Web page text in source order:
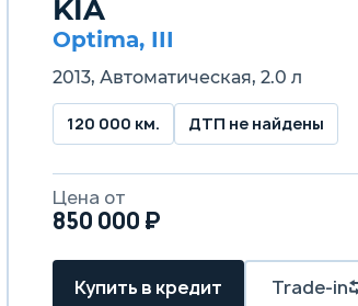
KIA
Optima, III
2013, Автоматическая, 2.0 л
120 000 км. ДТП не найдены
Цена от
850 000 ₽
Купить в кредит Trade-in